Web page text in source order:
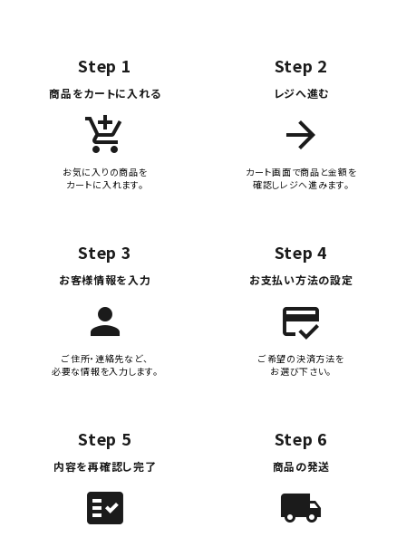
Step 1
商品をカートに入れる
add_shopping_cart
お気に入りの商品を
カートに入れます。
Step 2
レジへ進む
arrow_forward
カート画面で商品と金額を
確認しレジへ進みます。
Step 3
お客様情報を入力
person
ご住所・連絡先など、
必要な情報を入力します。
Step 4
お支払い方法の設定
credit_score
ご希望の決済方法を
お選び下さい。
Step 5
内容を再確認し完了
fact_check
Step 6
商品の発送
local_shipping